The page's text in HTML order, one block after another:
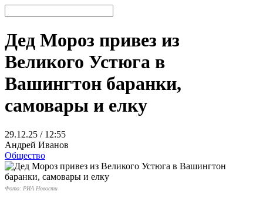
Дед Мороз привез из
Великого Устюга в
Вашингтон баранки,
самовары и елку
29.12.25 / 12:55
Андрей Иванов
Общество
Фото: РИА Новости